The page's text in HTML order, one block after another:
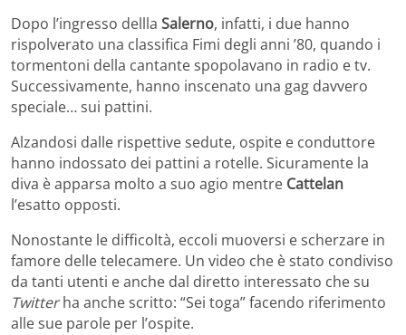
Dopo l’ingresso dellla Salerno, infatti, i due hanno
rispolverato una classifica Fimi degli anni ’80, quando i
tormentoni della cantante spopolavano in radio e tv.
Successivamente, hanno inscenato una gag davvero
speciale… sui pattini.
Alzandosi dalle rispettive sedute, ospite e conduttore
hanno indossato dei pattini a rotelle. Sicuramente la
diva è apparsa molto a suo agio mentre Cattelan
l’esatto opposti.
Nonostante le difficoltà, eccoli muoversi e scherzare in
famore delle telecamere. Un video che è stato condiviso
da tanti utenti e anche dal diretto interessato che su
Twitterha anche scritto: “Sei toga” facendo riferimento
alle sue parole per l’ospite.